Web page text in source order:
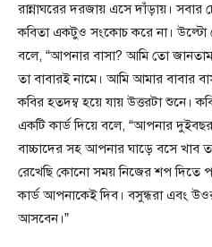
রান্নাঘরের দরজায় এসে দাঁড়ায়। সবার
কবিতা একটুও সংকোচ করে না।
বলে, “আপনার বাসা? আমি তো জানতাম
তা বাবারই নামে। আমি আমার বাবার
কবির হতদম্ব হয়ে যায় উত্তরটা শুনে।
একটি কার্ড দিয়ে বলে, “আপনার
বাচ্চাদের সহ আপনার ঘাড়ে বসে খাব
রেখেছি কোনো সময় নিজের শপ দিতে
কার্ড আপনাকেই দিব। বসুন্ধরা এবং
আসবেন।”